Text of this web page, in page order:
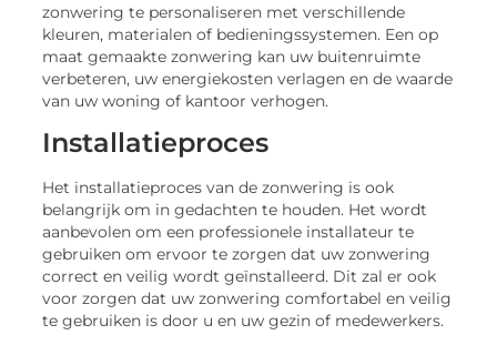
zonwering te personaliseren met verschillende
kleuren, materialen of bedieningssystemen. Een op
maat gemaakte zonwering kan uw buitenruimte
verbeteren, uw energiekosten verlagen en de waarde
van uw woning of kantoor verhogen.
Installatieproces
Het installatieproces van de zonwering is ook
belangrijk om in gedachten te houden. Het wordt
aanbevolen om een professionele installateur te
gebruiken om ervoor te zorgen dat uw zonwering
correct en veilig wordt geïnstalleerd. Dit zal er ook
voor zorgen dat uw zonwering comfortabel en veilig
te gebruiken is door u en uw gezin of medewerkers.